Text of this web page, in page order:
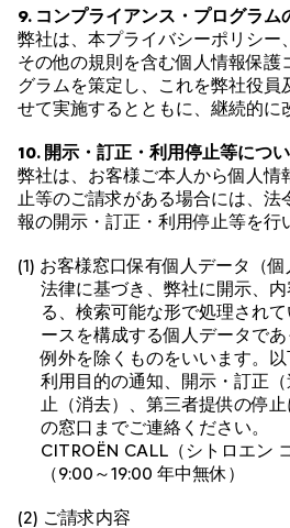
9. コンプライアンス・プログラム
弊社は、本プライバシーポリシー
その他の規則を含む個人情報保護
グラムを策定し、これを弊社役員
せて実施するとともに、継続的に
10. 開示・訂正・利用停止等につ
弊社は、お客様ご本人から個人情
止等のご請求がある場合には、法
報の開示・訂正・利用停止等を行
(1) お客様窓口保有個人データ（
法律に基づき、弊社に開示、
る、検索可能な形で処理され
ースを構成する個人データで
例外を除くものをいいます。
利用目的の通知、開示・訂正
止（消去）、第三者提供の停
の窓口までご連絡ください。
CITROËN CALL（シトロエン
（9:00～19:00 年中無休）
(2) ご請求内容